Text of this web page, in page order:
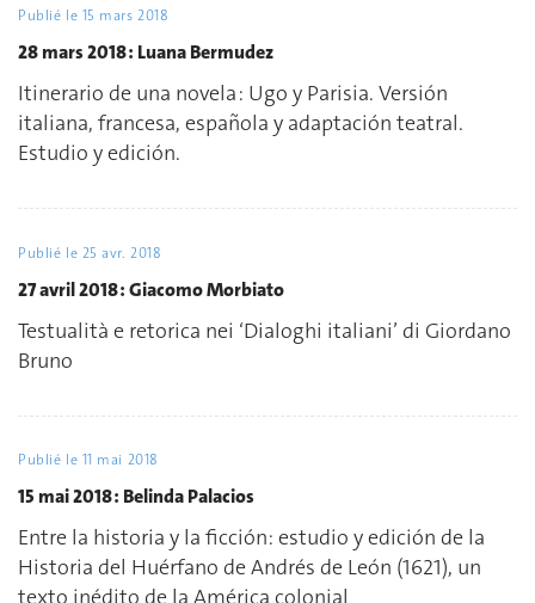
Publié le 15 mars 2018
28 mars 2018 : Luana Bermudez
Itinerario de una novela : Ugo y Parisia. Versión
italiana, francesa, española y adaptación teatral.
Estudio y edición.
Publié le 25 avr. 2018
27 avril 2018 : Giacomo Morbiato
Testualità e retorica nei ‘Dialoghi italiani’ di Giordano
Bruno
Publié le 11 mai 2018
15 mai 2018 : Belinda Palacios
Entre la historia y la ficción: estudio y edición de la
Historia del Huérfano de Andrés de León (1621), un